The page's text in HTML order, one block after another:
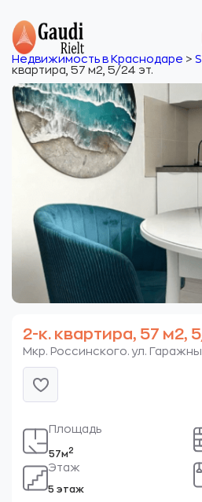
Недвижимость в Краснодаре >
квартира, 57 м2, 5/24 эт.
2-к. квартира, 57 м2,
Мкр. Россинского. ул.
Площадь
57м2
Этаж
5 этаж